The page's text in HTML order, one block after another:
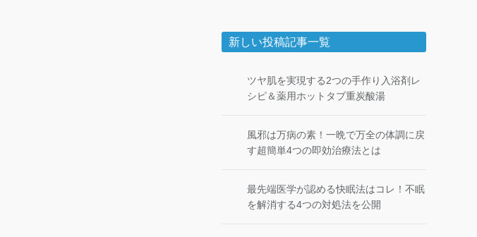
新しい投稿記事一覧
ツヤ肌を実現する2つの手作り入浴剤レ
シピ＆薬用ホットタブ重炭酸湯
風邪は万病の素！一晩で万全の体調に戻
す超簡単4つの即効治療法とは
最先端医学が認める快眠法はコレ！不眠
を解消する4つの対処法を公開